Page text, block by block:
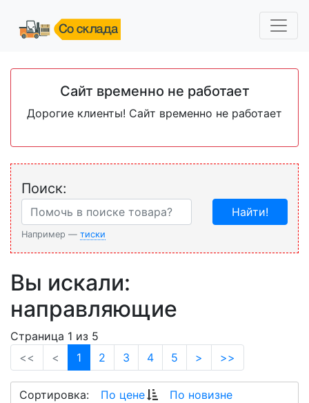
Сайт временно не работает
Дорогие клиенты! Сайт временно не работает
Поиск:
Например — тиски
Найти!
Вы искали:
направляющие
Страница 1 из 5
<<
< 1 (current)
2 3 4 5 > >>
Сортировка: По цене
По новизне